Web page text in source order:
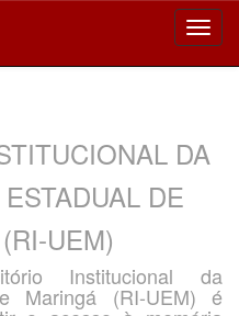
DA
DE
UEM)
Institucional da
Maringá (RI-UEM) é